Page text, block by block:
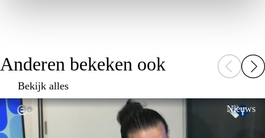
Anderen bekeken ook
Bekijk alles
Nieuws